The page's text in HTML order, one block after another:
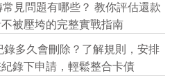
見問題有哪些？ 教你評估還款
被壓垮的完整實戰指南
錄多久會刪除？了解規則，安排
錄下申請，輕鬆整合卡債